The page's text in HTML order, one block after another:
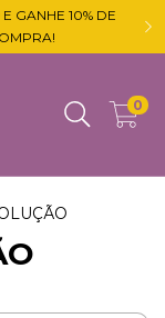
GANHE 10% DE
0